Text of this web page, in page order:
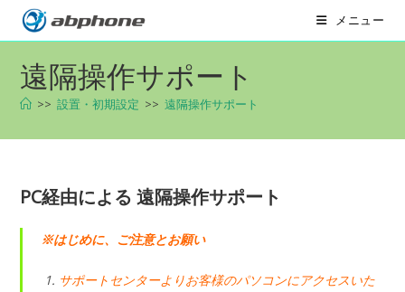
メニュー
遠隔操作サポート
>> 設置・初期設定 >> 遠隔操作サポート
PC経由による 遠隔操作サポート
※はじめに、ご注意とお願い
サポートセンターよりお客様のパソコンにアクセスいた